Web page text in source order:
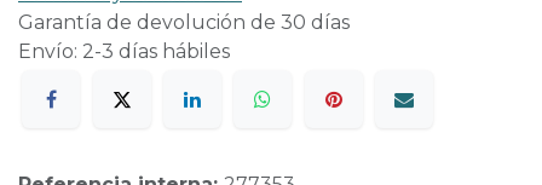
Garantía de devolución de 30 días
Envío: 2-3 días hábiles